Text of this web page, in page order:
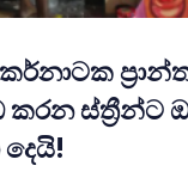
කරන ස්ත්‍රීන්ට